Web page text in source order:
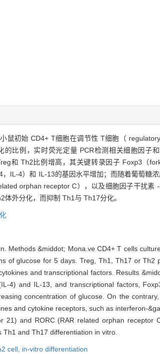
鼠初始 CD4+ T细胞在调节性 T细胞（
比例，实时荧光定量 PCR检测相关细胞因子
和 Th2比例增高，其关键转录因子 Foxp3（
IL-4）和 IL-13的基因水平增加；而随着葡萄糖
orphan receptor C），以及细胞因子干扰素
外分化，而抑制 Th1与 Th17分化。
Methods &middot; Mona.ve CD4+ T cells
of glucose for 5 days. Treg, Th1, Th17 or Th2
and transcriptional factors. Results
4) and IL-13, and transcriptional factors,
concentration of glucose. On the
and cytokine receptors, such as interferon-
and RORC (RAR related orphan receptor
and Th17 differentiation in vitro.
cell, in-vitro differentiation